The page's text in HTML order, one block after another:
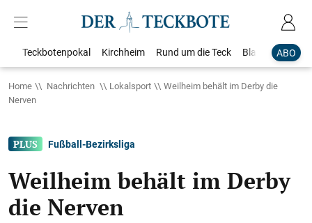
ABO
Teckbotenpokal Kirchheim Rund um die Teck Blaulicht
Home Nachrichten Lokalsport
Weilheim behält im Derby die
Nerven
Fußball-Bezirksliga
Weilheim behält im Derby
die Nerven